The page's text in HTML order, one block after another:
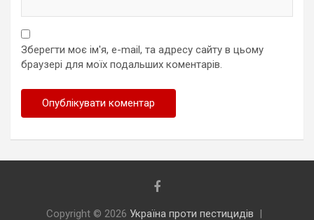
Зберегти моє ім'я, e-mail, та адресу сайту в цьому
браузері для моїх подальших коментарів.
Copyright © 2026 Україна проти пестицидів